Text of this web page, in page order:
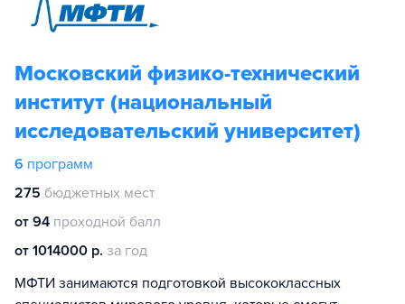
Московский физико-технический
институт (национальный
исследовательский университет)
6 программ
275 бюджетных мест
от 94 проходной балл
от 1014000 р. за год
МФТИ занимаются подготовкой высококлассных